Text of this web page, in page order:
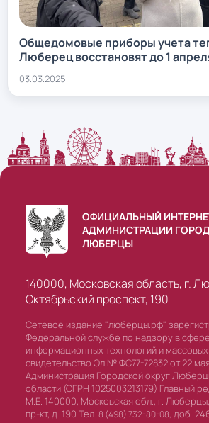
Общедомовые приборы учета
Люберец восстановят до 1
03.03.2025
ОФИЦИАЛЬНЫЙ
АДМИНИСТРАЦИИ
ЛЮБЕРЦЫ
140000, Московская область, г.
Октябрьский проспект, 190
Сетевое издание "люберцы.рф"
Федеральной службе по надзору в
информационных технологий и
свидетельство Эл № ФС77-72832 от 22
Администрация Городской округ
области (ОГРН 1025003213179) Главный
М.Е. 140000, Московская обл., г.
пр-кт, д. 190 Тел. 8 (498) 732-80-08, доб.